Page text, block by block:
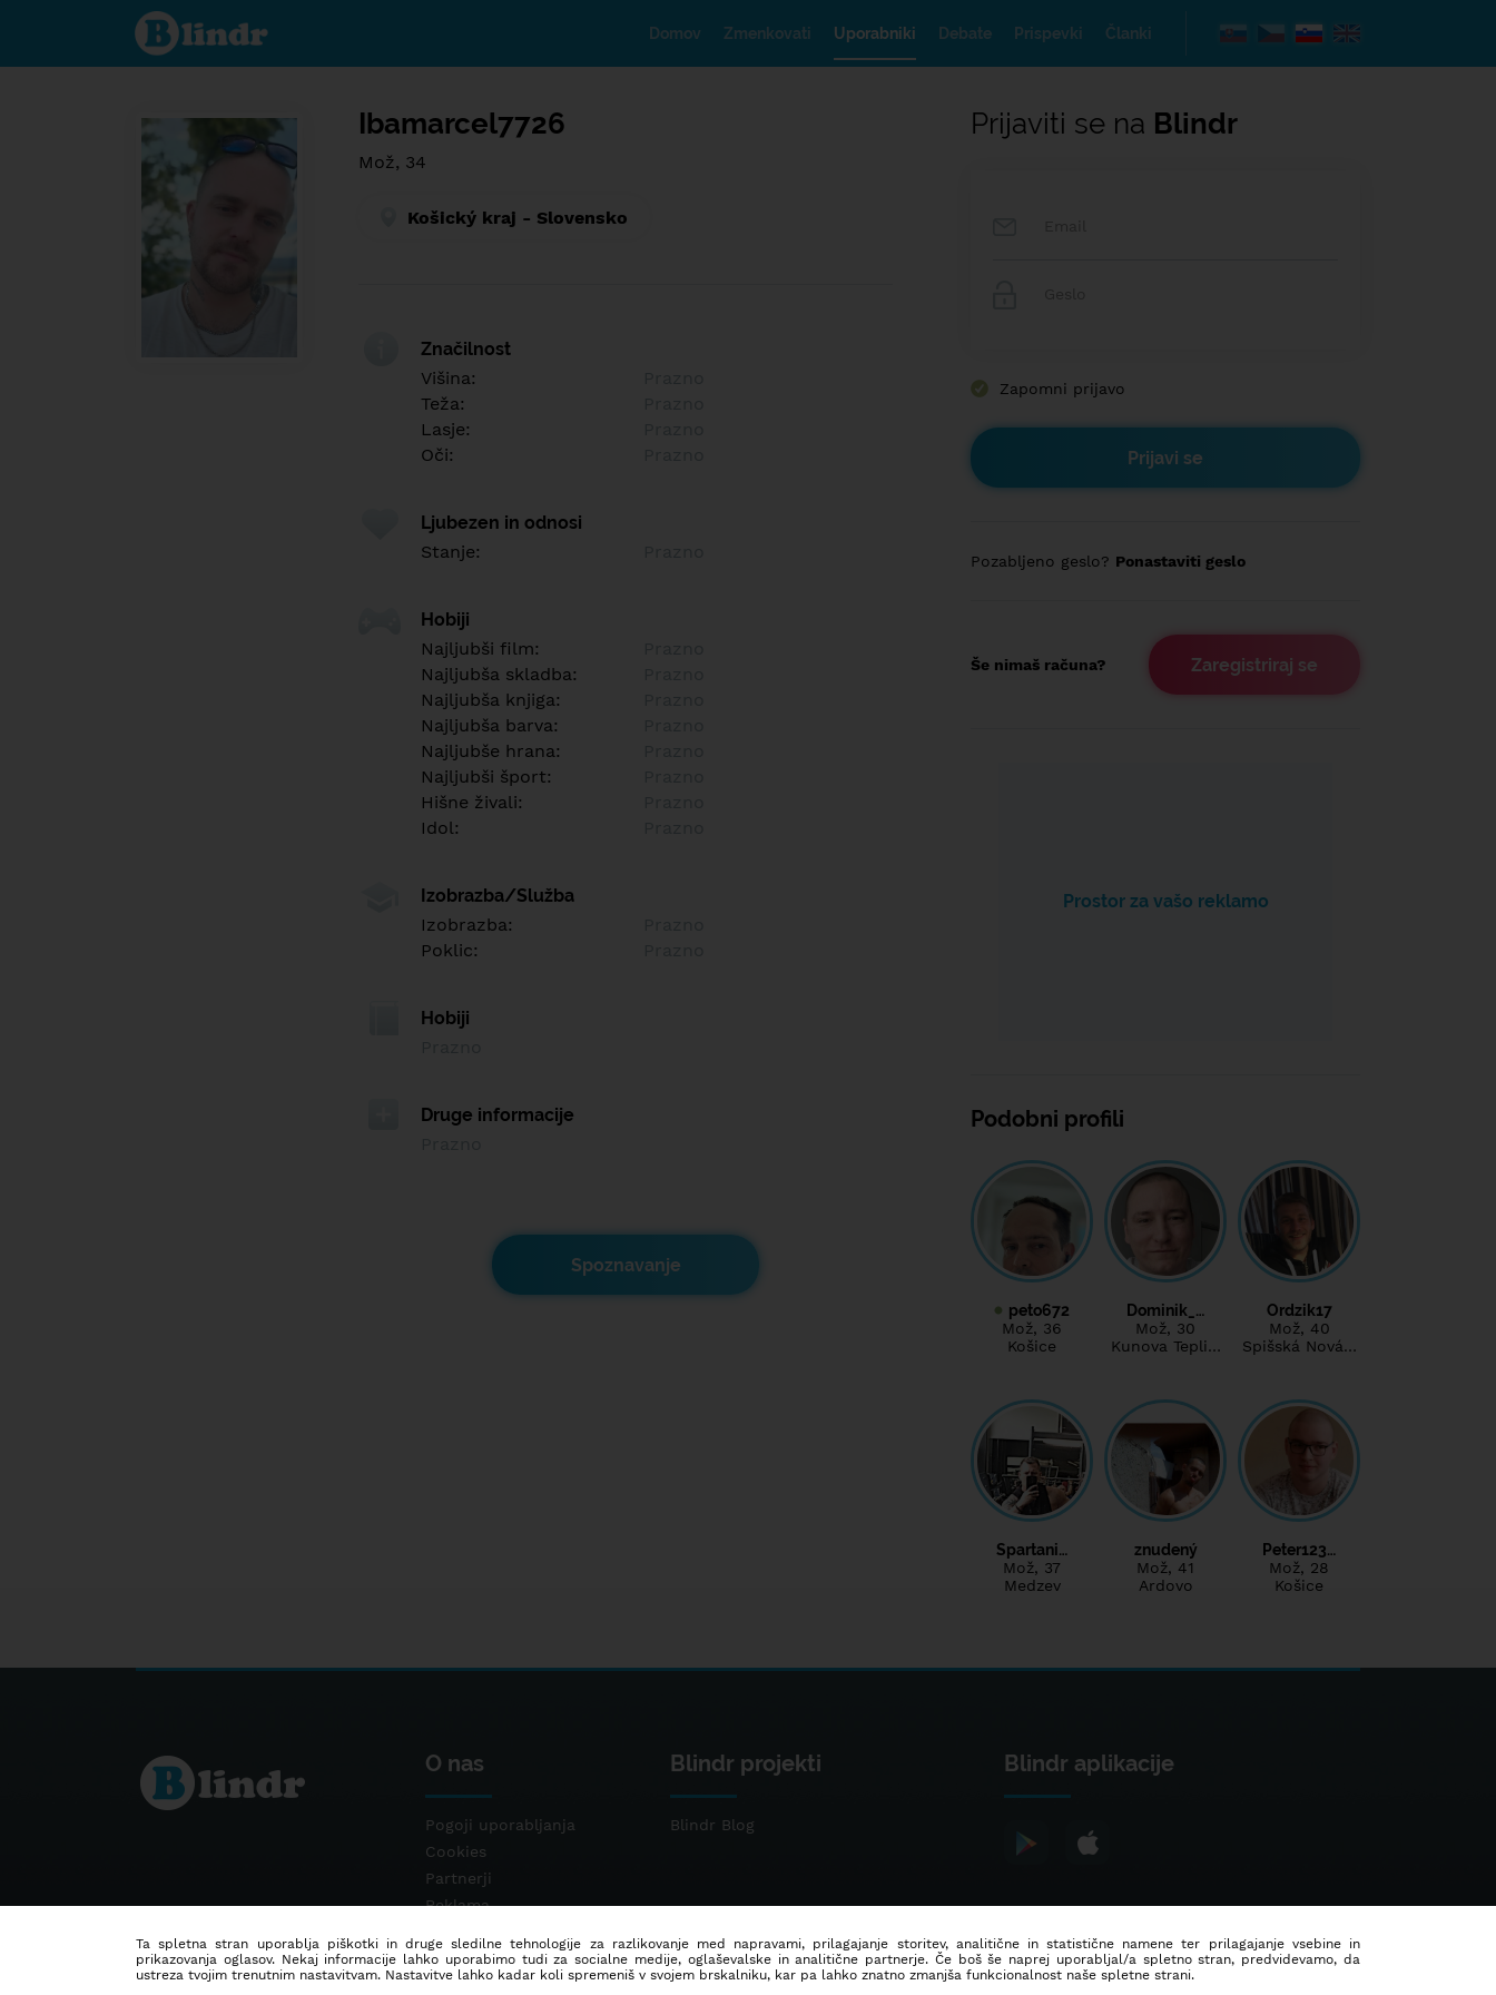
Find out
what's
under
and
dating
network.
Domov Zmenkovati Uporabniki Debate Prispevki Članki
Ibamarcel7726
Mož, 34
Košický kraj - Slovensko
Značilnost
Višina:
Teža:
Lasje:
Oči:
Ljubezen in odnosi
Stanje:
Hobiji
Najljubši film:
Najljubša skladba:
Najljubša knjiga:
Najljubša barva:
Najljubše hrana:
Najljubši šport:
Hišne živali:
Idol:
Izobrazba/Služba
Izobrazba:
Poklic:
Hobiji
Druge informacije
Spoznavanje
Prijaviti se na Blindr
Zapomni prijavo
Pozabljeno geslo? Ponastaviti geslo
Še nimaš računa? Zaregistriraj se
Prostor za vašo reklamo
Podobni profili
peto672
Mož, 36
Košice
Dominik_…
Mož, 30
Kunova Tepli…
Ordzik17
Mož, 40
Spišská Nová…
Spartani…
Mož, 37
Medzev
znudený
Mož, 41
Ardovo
Peter123…
Mož, 28
Košice
O nas
Pogoji uporabljanja
Cookies
Partnerji
Reklama
Blindr projekti
Blindr Blog
Blindr aplikacije
Ta spletna stran uporablja piškotki in druge sledilne tehnologije za razlikovanje med napravami, prilagajanje storitev, analitične in statistične namene ter prilagajanje vsebine in
prikazovanja oglasov. Nekaj informacije lahko uporabimo tudi za socialne medije, oglaševalske in analitične partnerje. Če boš še naprej uporabljal/a spletno stran, predvidevamo, da
ustreza tvojim trenutnim nastavitvam. Nastavitve lahko kadar koli spremeniš v svojem brskalniku, kar pa lahko znatno zmanjša funkcionalnost naše spletne strani.